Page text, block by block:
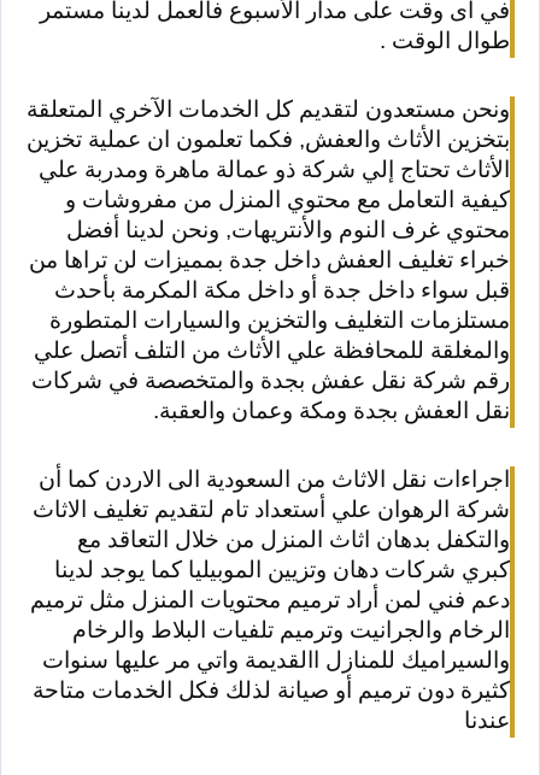
في أى وقت على مدار الأسبوع فالعمل لدينا مستمر
طوال الوقت .
ونحن مستعدون لتقديم كل الخدمات الآخري المتعلقة
بتخزين الأثاث والعفش, فكما تعلمون ان عملية تخزين
الأثاث تحتاج إلي شركة ذو عمالة ماهرة ومدربة علي
كيفية التعامل مع محتوي المنزل من مفروشات و
محتوي غرف النوم والأنتريهات, ونحن لدينا أفضل
خبراء تغليف العفش داخل جدة بمميزات لن تراها من
قبل سواء داخل جدة أو داخل مكة المكرمة بأحدث
مستلزمات التغليف والتخزين والسيارات المتطورة
والمغلقة للمحافظة علي الأثاث من التلف أتصل علي
رقم شركة نقل عفش بجدة والمتخصصة في شركات
نقل العفش بجدة ومكة وعمان والعقبة.
اجراءات نقل الاثاث من السعودية الى الاردن كما أن
شركة الرهوان علي أستعداد تام لتقديم تغليف الاثاث
والتكفل بدهان اثاث المنزل من خلال التعاقد مع
كبري شركات دهان وتزيين الموبيليا كما يوجد لدينا
دعم فني لمن أراد ترميم محتويات المنزل مثل ترميم
الرخام والجرانيت وترميم تلفيات البلاط والرخام
والسيراميك للمنازل االقديمة واتي مر عليها سنوات
كثيرة دون ترميم أو صيانة لذلك فكل الخدمات متاحة
عندنا